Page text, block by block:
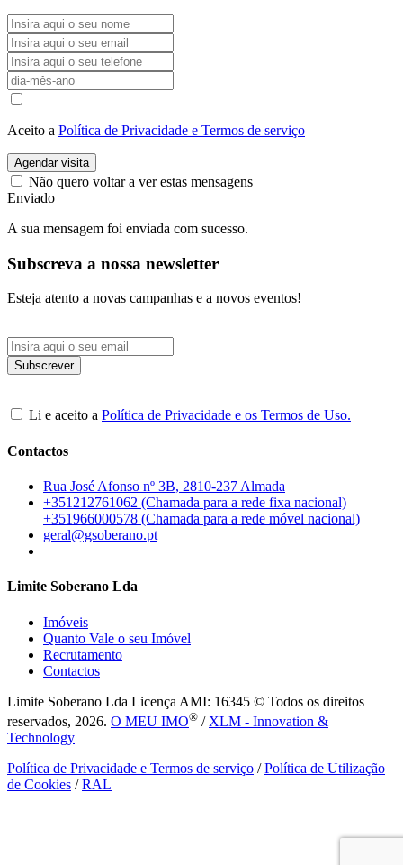
Aceito a Política de Privacidade e Termos de serviço
Agendar visita
Não quero voltar a ver estas mensagens
Enviado
A sua mensagem foi enviada com sucesso.
Subscreva a nossa newsletter
Esteja atento a novas campanhas e a novos eventos!
Li e aceito a Política de Privacidade e os Termos de Uso.
Contactos
Rua José Afonso nº 3B, 2810-237 Almada
+351212761062 (Chamada para a rede fixa nacional)
+351966000578 (Chamada para a rede móvel nacional)
geral@gsoberano.pt
Limite Soberano Lda
Imóveis
Quanto Vale o seu Imóvel
Recrutamento
Contactos
Limite Soberano Lda Licença AMI: 16345 © Todos os direitos
reservados, 2026. O MEU IMO® / XLM - Innovation &
Technology
Política de Privacidade e Termos de serviço /Política de Utilização
de Cookies /RAL